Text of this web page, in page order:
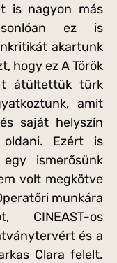
is nagyon más
ez is
akartunk
hogy ez A Török
átültettük türk
amit
saját helyszín
oldani. Ezért is
ismerősünk
volt megkötve
munkára
CINEAST-os
és a
Clara felelt.